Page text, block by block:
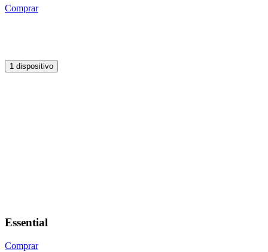
Comprar
1 dispositivo
Essential
Comprar